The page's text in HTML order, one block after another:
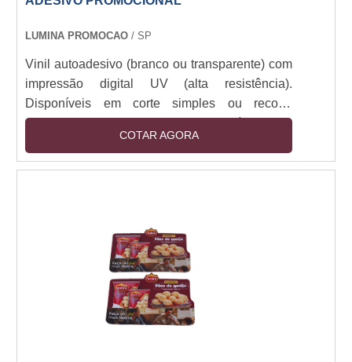
LUMINA PROMOCAO / SP
Vinil autoadesivo (branco ou transparente) com
impressão digital UV (alta resistência).
Disponíveis em corte simples ou recorte
especial (plotter). Camada removível sem
resíduos. Resistência a intempéries (6+ meses
outdoor). Espessuras: 80-150 micra. Aplicação
COTAR AGORA